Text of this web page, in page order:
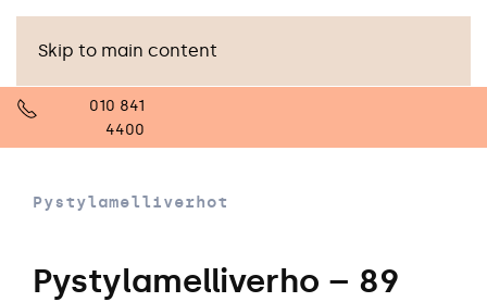
Skip to main content
010 841
4400
Pystylamelliverhot
Pystylamelliverho – 89